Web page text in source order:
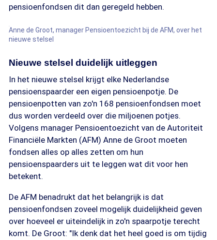
pensioenfondsen dit dan geregeld hebben.
Anne de Groot, manager Pensioentoezicht bij de AFM, over het
nieuwe stelsel
Nieuwe stelsel duidelijk uitleggen
In het nieuwe stelsel krijgt elke Nederlandse
pensioenspaarder een eigen pensioenpotje. De
pensioenpotten van zo'n 168 pensioenfondsen moet
dus worden verdeeld over die miljoenen potjes.
Volgens manager Pensioentoezicht van de Autoriteit
Financiële Markten (AFM) Anne de Groot moeten
fondsen alles op alles zetten om hun
pensioenspaarders uit te leggen wat dit voor hen
betekent.
De AFM benadrukt dat het belangrijk is dat
pensioenfondsen zoveel mogelijk duidelijkheid geven
over hoeveel er uiteindelijk in zo'n spaarpotje terecht
komt. De Groot: "Ik denk dat het heel goed is om tijdig